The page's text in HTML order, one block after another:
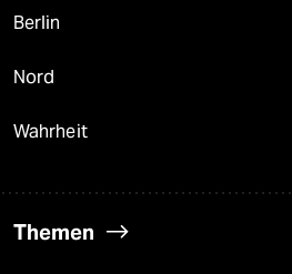
Berlin
Nord
Wahrheit
Themen